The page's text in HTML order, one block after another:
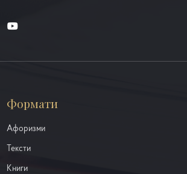
Формати
Афоризми
Тексти
Книги